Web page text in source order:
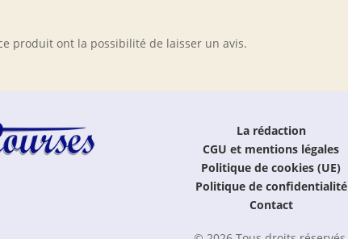
produit ont la possibilité de laisser un avis.
La rédaction
CGU et mentions légales
Politique de cookies (UE)
Politique de confidentialité
Contact